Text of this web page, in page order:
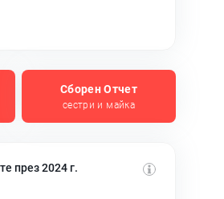
Сборен Отчет
сестри и майка
през 2024 г.